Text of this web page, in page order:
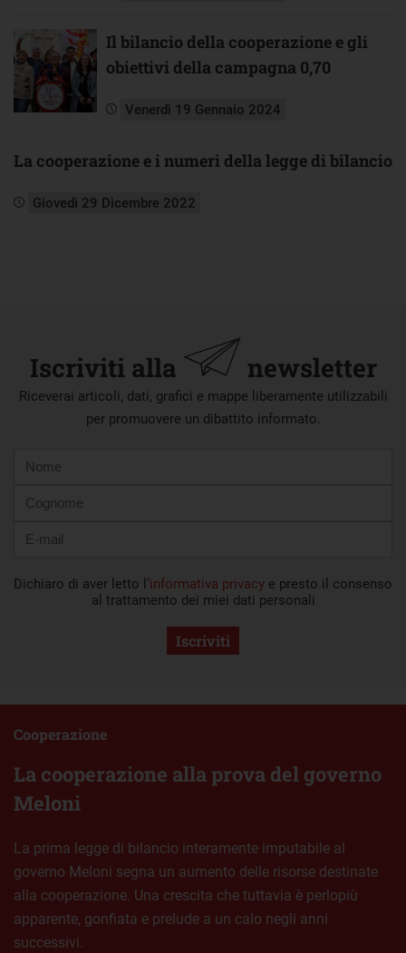
Il bilancio della cooperazione e gli
obiettivi della campagna 0,70
Venerdì 19 Gennaio 2024
La cooperazione e i numeri della legge di bilancio
Giovedì 29 Dicembre 2022
Iscriviti alla newsletter
Riceverai articoli, dati, grafici e mappe liberamente utilizzabili
per promuovere un dibattito informato.
mail
Dichiaro di aver letto l’informativa privacy e presto il consenso
al trattamento dei miei dati personali
Iscriviti
La cooperazione alla prova del governo
Meloni
Cooperazione
La prima legge di bilancio interamente imputabile al
governo Meloni segna un aumento delle risorse destinate
alla cooperazione. Una crescita che tuttavia è perlopiù
apparente, gonfiata e prelude a un calo negli anni
successivi.